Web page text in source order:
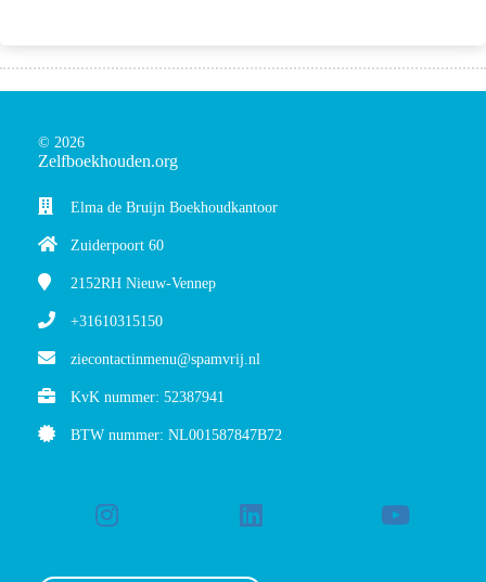
© 2026
Zelfboekhouden.org
Elma de Bruijn Boekhoudkantoor
Zuiderpoort 60
2152RH Nieuw-Vennep
+31610315150
ziecontactinmenu@spamvrij.nl
KvK nummer: 52387941
BTW nummer: NL001587847B72